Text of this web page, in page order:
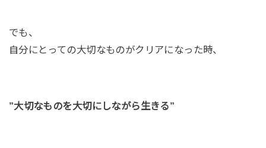
でも、
自分にとっての大切なものがクリアになった時、
”大切なものを大切にしながら生きる”